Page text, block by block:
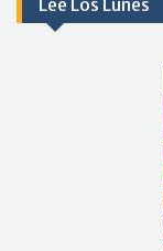
Lee Los Lunes